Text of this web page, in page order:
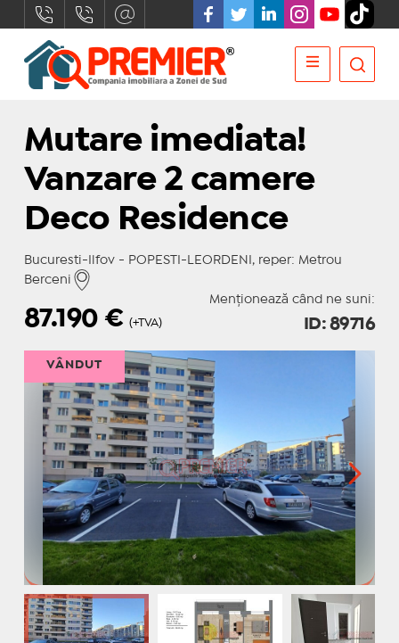
Mutare imediata!
Vanzare 2 camere
Deco Residence
Bucuresti-Ilfov - POPESTI-LEORDENI, reper: Metrou
Berceni
Menționează când ne suni:
87.190€ (+TVA) ID: 89716
VÂNDUT